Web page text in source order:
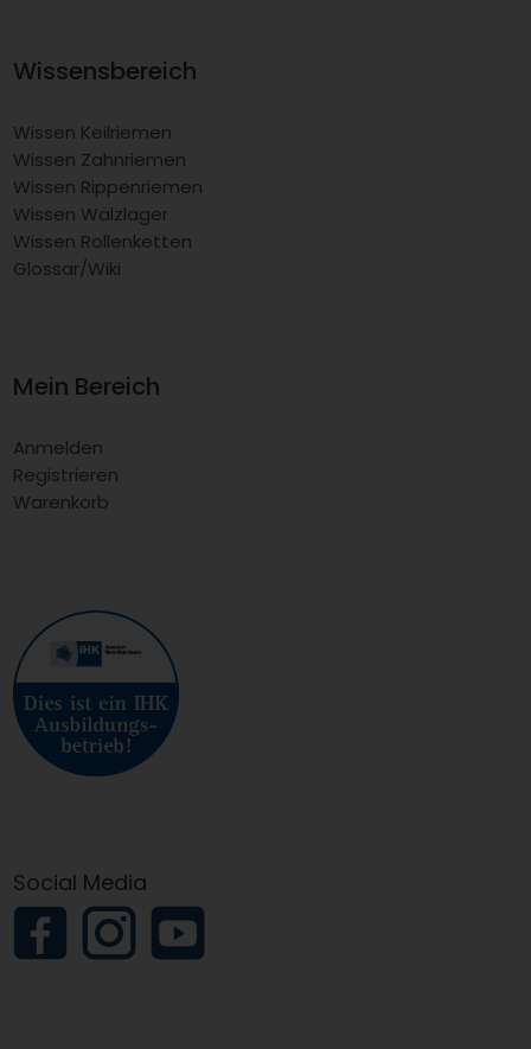
Wissensbereich
Wissen Keilriemen
Wissen Zahnriemen
Wissen Rippenriemen
Wissen Wälzlager
Wissen Rollenketten
Glossar/Wiki
Mein Bereich
Anmelden
Registrieren
Warenkorb
Social Media